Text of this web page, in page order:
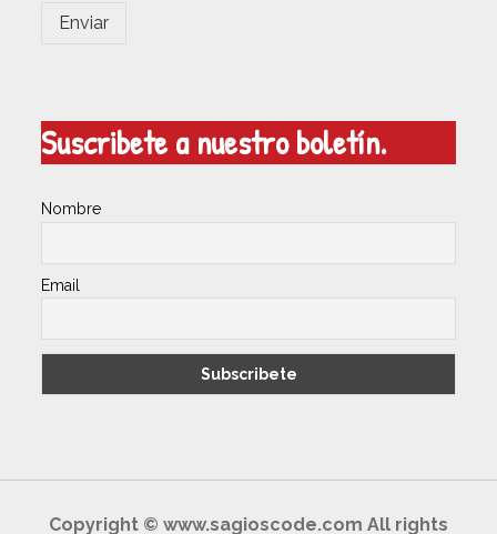
Enviar
Suscribete a nuestro boletín.
Nombre
Email
Copyright © www.sagioscode.com All rights